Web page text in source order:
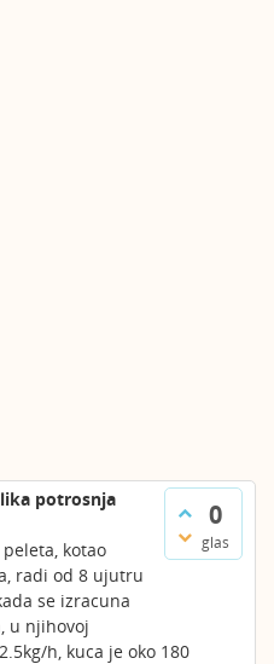
0
glas
potrosnja
kotao
radi od 8 ujutru
se izracuna
u njihovoj
h, kuca je oko 180